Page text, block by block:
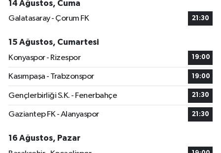
14 Ağustos, Cuma
Galatasaray - Çorum FK
21:30
15 Ağustos, Cumartesi
Konyaspor - Rizespor
19:00
Kasımpaşa - Trabzonspor 19:00
Gençlerbirliği S.K. - Fenerbahçe 21:30
Gaziantep FK - Alanyaspor 21:30
16 Ağustos, Pazar